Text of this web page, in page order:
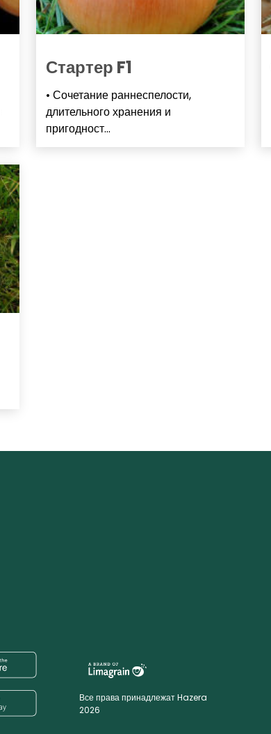
Стартер F1
• Сочетание раннеспелости,
длительного хранения и
пригодност...
Все права принадлежат Hazera
2026